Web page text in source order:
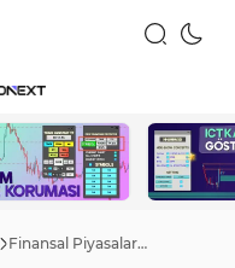
Finansal Piyasalarda Haber Ticareti Eğitimi; İşsizlik, GSYİH, TÜFE ve NFP